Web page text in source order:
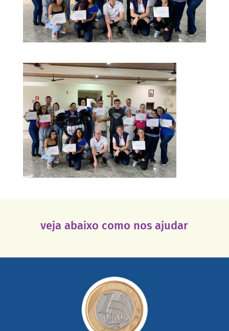
veja abaixo como nos ajudar
somada a de outras pessoas.
saiba mais